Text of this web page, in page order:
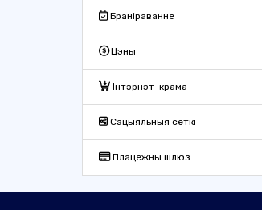
Браніраванне
Цэны
Інтэрнэт-крама
Сацыяльныя сеткі
Плацежны шлюз